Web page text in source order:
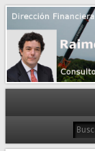
Gestión empresarial